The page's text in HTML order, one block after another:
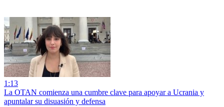
1:13
La OTAN comienza una cumbre clave para apoyar a Ucrania y
apuntalar su disuasión y defensa